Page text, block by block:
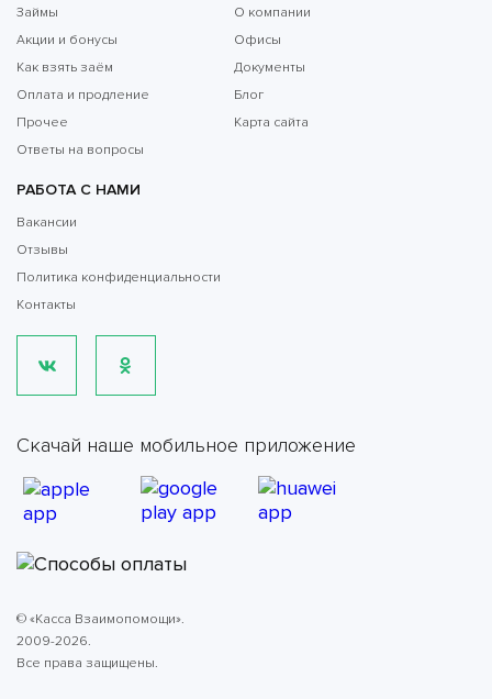
Займы
Акции и бонусы
Как взять заём
Оплата и продление
Прочее
Ответы на вопросы
О компании
Офисы
Документы
Блог
Карта сайта
РАБОТА С НАМИ
Вакансии
Отзывы
Политика конфиденциальности
Контакты
Скачай наше мобильное приложение
© «Касса Взаимопомощи».
2009-2026.
Все права защищены.